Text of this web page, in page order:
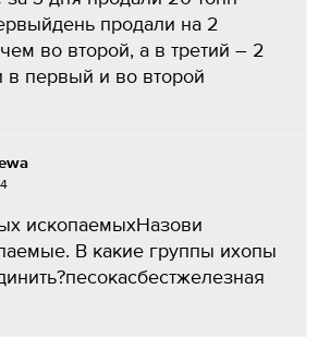
продали на 2
во второй, а в третий – 2
в первый и во второй
ископаемыхНазови
В какие группы ихопы